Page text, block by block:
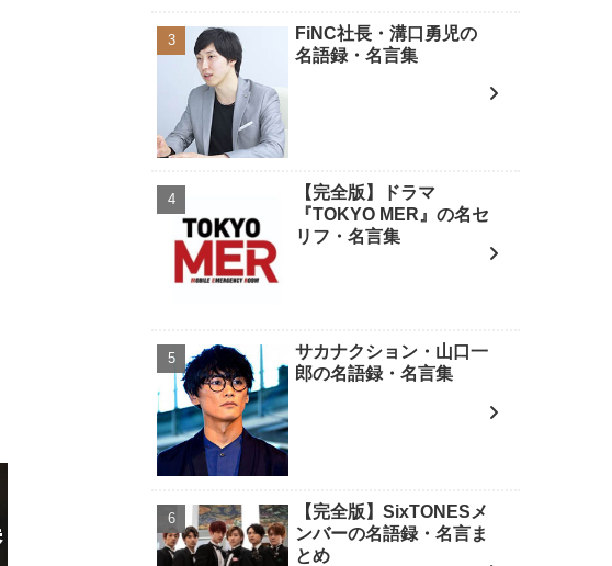
FiNC社長・溝口勇児の
名語録・名言集
【完全版】ドラマ
『TOKYO MER』の名セ
リフ・名言集
サカナクション・山口一
郎の名語録・名言集
【完全版】SixTONESメ
ンバーの名語録・名言ま
とめ